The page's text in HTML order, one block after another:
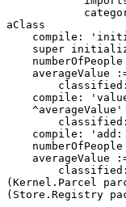
aClass
compile:
super
numberOfPeople
averageValue
compile:
    ^averageValue'
compile: 'add:
averageValue
(Kernel.Parcel
(Store.Registry